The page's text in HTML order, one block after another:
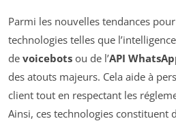
Parmi les nouvelles tendances
technologies telles que
de voicebots ou de l’API
des atouts majeurs. Cela aide à
client tout en respectant les
Ainsi, ces technologies constituent